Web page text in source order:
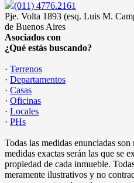
(011) 4776.2161
Pje. Volta 1893 (esq. Luis M.
de Buenos Aires
Asociados con
¿Qué estás buscando?
· Terrenos
· Departamentos
· Casas
· Oficinas
· Locales
· PHs
Todas las medidas enunciadas
medidas exactas serán las que se
propiedad de cada inmueble.
meramente ilustrativos y no